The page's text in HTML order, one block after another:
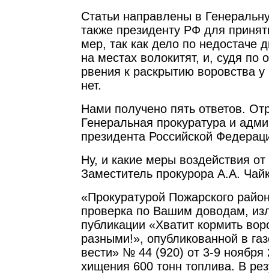
Статьи направлены в
также президенту РФ для
мер, так как дело по недостаче
на местах волокитят, и, судя по
рвения к раскрытию воровства
нет.
Нами получено пять ответов.
Генеральная прокуратура и
президента Российской
Ну, и какие меры воздействия
Заместитель прокурора А.А.
«Прокуратурой Пожарского
проверка по Вашим доводам,
публикации «Хватит кормить
разными!», опубликованной в
вести» № 44 (920) от 3-9 ноября
хищения 600 тонн топлива. В